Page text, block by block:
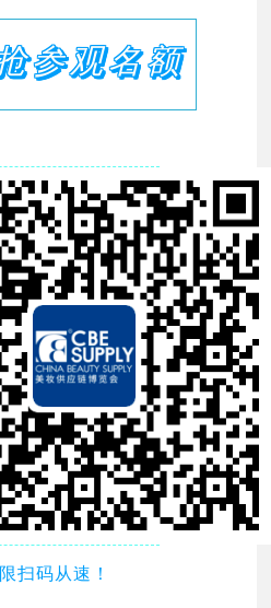
参观名额
扫码从速！